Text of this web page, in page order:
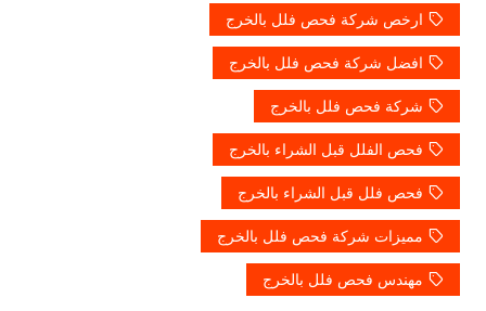
ارخص شركة فحص فلل بالخرج
افضل شركة فحص فلل بالخرج
شركة فحص فلل بالخرج
فحص الفلل قبل الشراء بالخرج
فحص فلل قبل الشراء بالخرج
مميزات شركة فحص فلل بالخرج
مهندس فحص فلل بالخرج